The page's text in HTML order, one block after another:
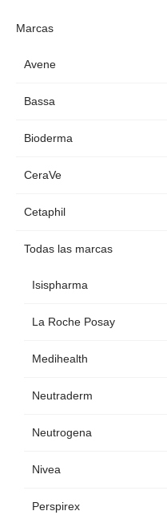
Marcas
Avene
Bassa
Bioderma
CeraVe
Cetaphil
Todas las marcas
Isispharma
La Roche Posay
Medihealth
Neutraderm
Neutrogena
Nivea
Perspirex